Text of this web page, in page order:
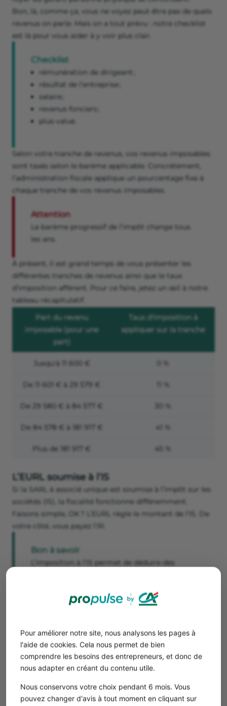
Pour améliorer notre site, nous analysons les pages à
l'aide de cookies. Cela nous permet de bien
comprendre les besoins des entrepreneurs, et donc de
nous adapter en créant du contenu utile.
Nous conservons votre choix pendant 6 mois. Vous
pouvez changer d'avis à tout moment en cliquant sur
Bon, là, comme ça, vous ne voyez peut-être pas de quels
revenus on parle. Mais on a tout prévu : notre checklist
est là pour vous aider à y voir plus clair.
Checklist
rémunération de dirigeant ;
résultat de l’entreprise ;
salaire ;
revenus fonciers ;
plus-value.
Selon votre tranche de revenus, vos revenus imposables
sont taxés selon le barème applicable. Concrètement,
l’administration fiscale applique un pourcentage fixe à
chaque tranche de vos revenus imposables.
Attention
Le barème progressif de l’impôt change tous
les ans.
À présent, il est grand temps de vous présenter les
différentes tranches de revenus ainsi que le taux
d’imposition afférent. Pour ce faire, jetez un œil à notre
tableau récapitulatif.
Part du revenu
imposable (pour une
part)
Taux d'imposition à
appliquer sur la tranche
Jusqu'à 11 600 € 0 %
De 11 601 € à 29 579 € 11 %
De 29 580 € à 84 577 € 30 %
De 84 578 € à 181 917 € 41 %
Plus de 181 917 € 45 %
L’EURL soumise à l’IS
Si la SARL à associé unique est soumise à l’impôt sur les
sociétés (IS), la fiscalité fonctionne différemment.
Faisons simple, OK ? L’EURL règle le montant de l’IS. De
votre côté, vous payez l’IR.
Bon à savoir
L’imposition à l’IS permet de déduire des
Taux d’IS
Montant des bénéfices
imposables de
l’entreprise
15 %
25 % > 42 500 €